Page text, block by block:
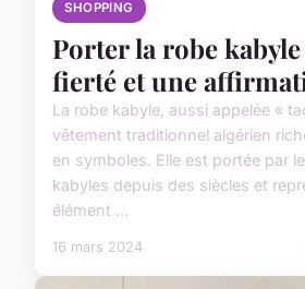
SHOPPING
Porter la robe
fierté et une
La robe kabyle, aussi appelée «
vêtement traditionnel algérien
en symboles. Elle est portée par
kabyles depuis des siècles et
élément ...
16 mars 2024